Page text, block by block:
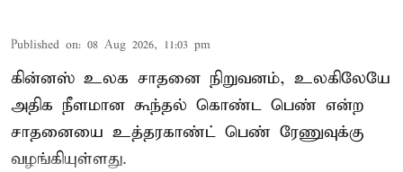
Published on: 08 Aug 2026, 11:03 pm
கின்னஸ் உலக சாதனை நிறுவனம், உலகிலேயே
அதிக நீளமான கூந்தல் கொண்ட பெண் என்ற
சாதனையை உத்தரகாண்ட் பெண் ரேணுவுக்கு
வழங்கியுள்ளது.